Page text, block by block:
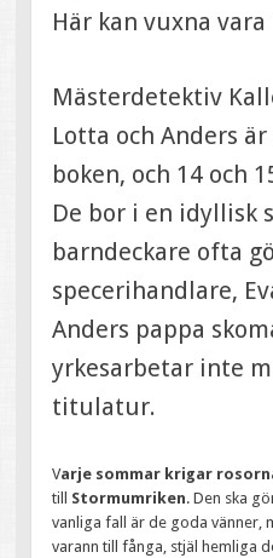
Här kan vuxna
Mästerdetektiv
Lotta och Anders
boken, och 14 och
De bor i en idyllisk
barndeckare ofta
specerihandlare,
Anders pappa
yrkesarbetar inte
titulatur.
Varje sommar krigar
till Stormumriken. Den ska
vanliga fall är de goda vänner,
varann till fånga, stjäl hemliga